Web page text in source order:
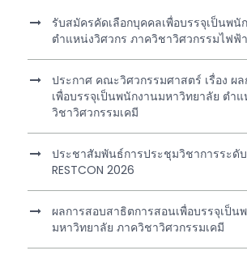
รับสมัครคัดเลือกบุคคลเพื่อบรรจุเป็นพนั
ตำแหน่งวิศวกร ภาควิชาวิศวกรรมไฟฟ้
ประกาศ คณะวิศวกรรมศาสตร์ เรื่อง ผ
เพื่อบรรจุเป็นพนักงานมหาวิทยาลัย ตำ
วิชาวิศวกรรมเคมี
ประชาสัมพันธ์การประชุมวิชาการระดั
RESTCON 2026
ผลการสอบสาธิตการสอนเพื่อบรรจุเป็น
มหาวิทยาลัย ภาควิชาวิศวกรรมเคมี